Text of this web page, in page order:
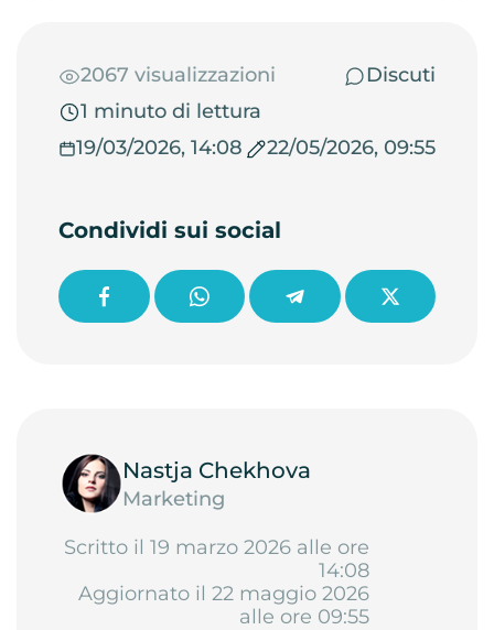
2067 visualizzazioni
Discuti
1 minuto di lettura
19/03/2026, 14:08
22/05/2026, 09:55
Condividi sui social
Nastja Chekhova
Marketing
Scritto il 19 marzo 2026 alle ore
14:08
Aggiornato il 22 maggio 2026
alle ore 09:55